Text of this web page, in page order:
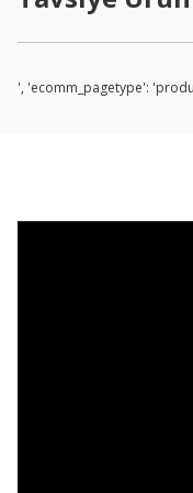
', 'ecomm_pagetype':